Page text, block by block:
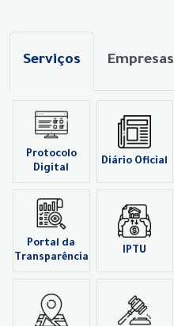
Serviços Empresas
Protocolo
Digital
Diário Oficial
Portal da
Transparência
IPTU